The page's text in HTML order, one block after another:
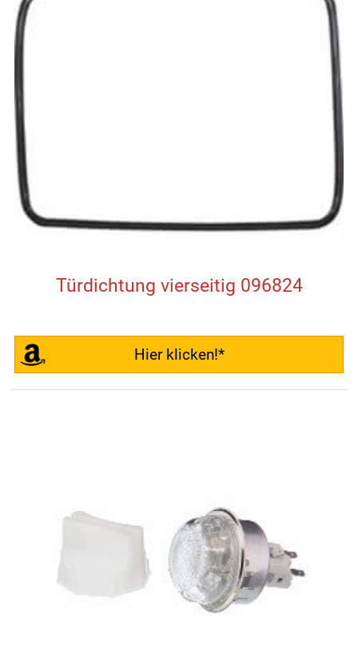
Türdichtung vierseitig 096824
Hier klicken!*